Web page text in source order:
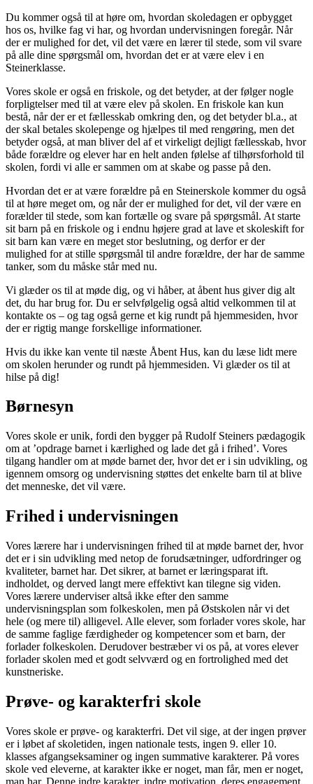
Du kommer også til at høre om, hvordan skoledagen er opbygget
hos os, hvilke fag vi har, og hvordan undervisningen foregår. Når
der er mulighed for det, vil det være en lærer til stede, som vil svare
på alle dine spørgsmål om, hvordan det er at være elev i en
Steinerklasse.
Vores skole er også en friskole, og det betyder, at der følger nogle
forpligtelser med til at være elev på skolen. En friskole kan kun
bestå, når der er et fællesskab omkring den, og det betyder bl.a., at
der skal betales skolepenge og hjælpes til med rengøring, men det
betyder også, at man bliver del af et virkeligt dejligt fællesskab, hvor
både forældre og elever har en helt anden følelse af tilhørsforhold til
skolen, fordi vi alle er sammen om at skabe og passe på den.
Hvordan det er at være forældre på en Steinerskole kommer du også
til at høre meget om, og når der er mulighed for det, vil der være en
forælder til stede, som kan fortælle og svare på spørgsmål. At starte
sit barn på en friskole og i endnu højere grad at lave et skoleskift for
sit barn kan være en meget stor beslutning, og derfor er der
mulighed for at stille spørgsmål til andre forældre, der har de samme
tanker, som du måske står med nu.
Vi glæder os til at møde dig, og vi håber, at åbent hus giver dig alt
det, du har brug for. Du er selvfølgelig også altid velkommen til at
kontakte os – og tag også gerne et kig rundt på hjemmesiden, hvor
der er rigtig mange forskellige informationer.
Hvis du ikke kan vente til næste Åbent Hus, kan du læse lidt mere
om skolen herunder og rundt på hjemmesiden. Vi glæder os til at
hilse på dig!
Børnesyn
Vores skole er unik, fordi den bygger på Rudolf Steiners pædagogik
om at ’opdrage barnet i kærlighed og lade det gå i frihed’. Vores
tilgang handler om at møde barnet der, hvor det er i sin udvikling, og
igennem omsorg og undervisning støttes det enkelte barn til at blive
det menneske, det vil være.
Frihed i undervisningen
Vores lærere har i undervisningen frihed til at møde barnet der, hvor
det er i sin udvikling med netop de forudsætninger, udfordringer og
kvaliteter, barnet har. Det sikrer, at barnet er læringsparat ift.
indholdet, og derved langt mere effektivt kan tilegne sig viden.
Vores lærere underviser altså ikke efter den samme
undervisningsplan som folkeskolen, men på Østskolen når vi det
hele (og mere til) alligevel. Alle elever, som forlader vores skole, har
de samme faglige færdigheder og kompetencer som et barn, der
forlader folkeskolen. Derudover bestræber vi os på, at vores elever
forlader skolen med et godt selvværd og en fortrolighed med det
kunstneriske.
Prøve- og karakterfri skole
Vores skole er prøve- og karakterfri. Det vil sige, at der ingen prøver
er i løbet af skoletiden, ingen nationale tests, ingen 9. eller 10.
klasses afgangseksaminer og ingen summative karakterer. På vores
skole ved eleverne, at karakter ikke er noget, man får, men er noget,
man har. Denne indre karakter, indre motivation, deres engagement,